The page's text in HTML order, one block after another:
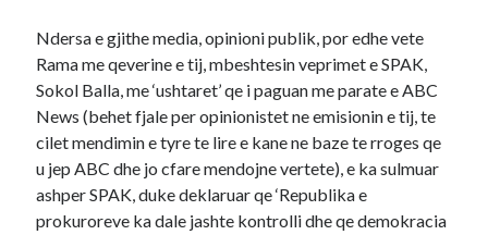
Ndersa e gjithe media, opinioni publik, por edhe vete
Rama me qeverine e tij, mbeshtesin veprimet e SPAK,
Sokol Balla, me ‘ushtaret’ qe i paguan me parate e ABC
News (behet fjale per opinionistet ne emisionin e tij, te
cilet mendimin e tyre te lire e kane ne baze te rroges qe
u jep ABC dhe jo cfare mendojne vertete), e ka sulmuar
ashper SPAK, duke deklaruar qe ‘Republika e
prokuroreve ka dale jashte kontrolli dhe qe demokracia